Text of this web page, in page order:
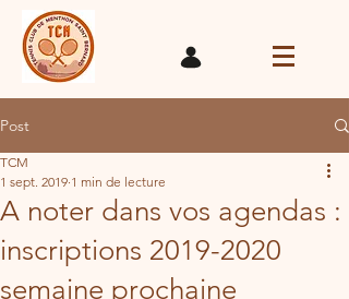
Post
A noter dans vos agendas :
inscriptions 2019-2020
semaine prochaine
TCM
1 sept. 2019 1 min de lecture